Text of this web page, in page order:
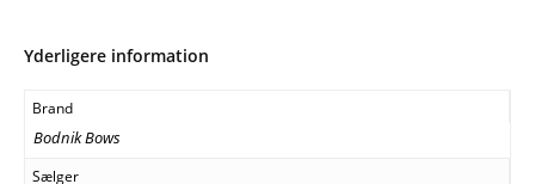
Yderligere information
Brand
Bodnik Bows
Sælger